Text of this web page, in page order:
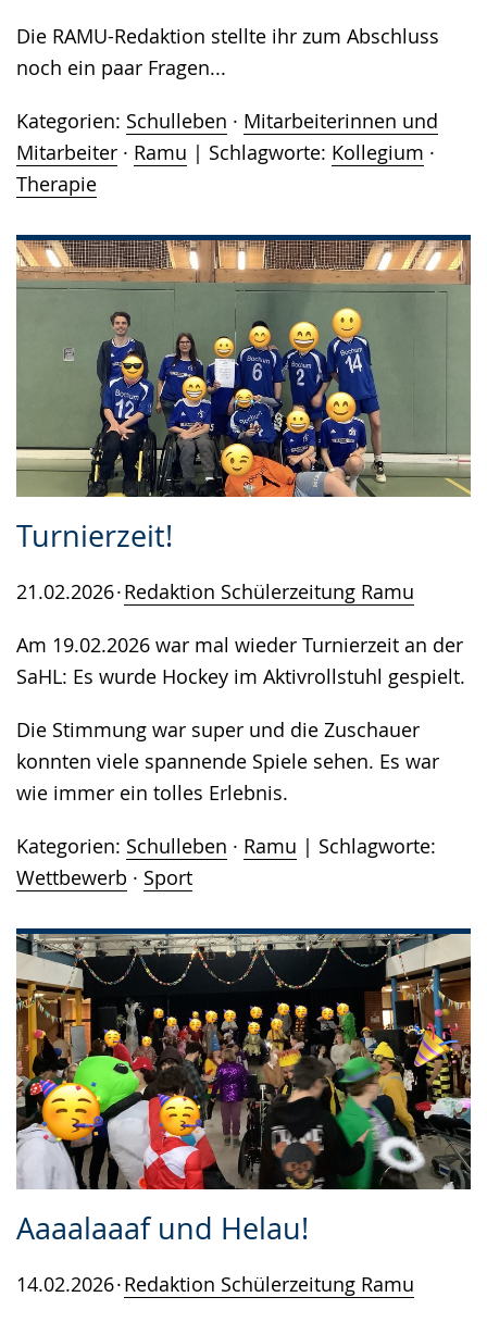
Die RAMU-Redaktion stellte ihr zum Abschluss
noch ein paar Fragen...
Kategorien: Schulleben · Mitarbeiterinnen und
Mitarbeiter · Ramu Schlagworte: Kollegium ·
Therapie
Turnierzeit!
21.02.2026 Redaktion Schülerzeitung Ramu
Am 19.02.2026 war mal wieder Turnierzeit an der
SaHL: Es wurde Hockey im Aktivrollstuhl gespielt.
Die Stimmung war super und die Zuschauer
konnten viele spannende Spiele sehen. Es war
wie immer ein tolles Erlebnis.
Kategorien: Schulleben · Ramu
Schlagworte:
Wettbewerb · Sport
Aaaalaaaf und Helau!
14.02.2026 Redaktion Schülerzeitung Ramu